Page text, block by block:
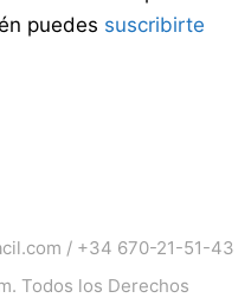
puedes suscribirte
/ +34 670-21-51-43
. Todos los Derechos